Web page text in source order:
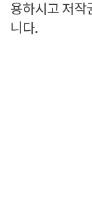
용하시고 저작
니다.